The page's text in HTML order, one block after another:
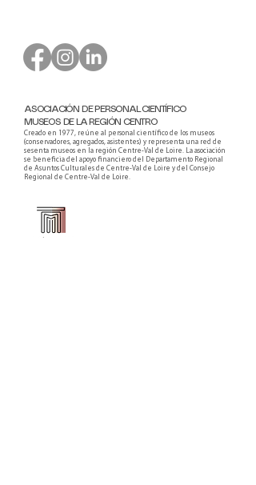
ASOCIACIÓN DE PERSONAL CIENTÍFICO
MUSEOS DE LA REGIÓN CENTRO
Creado en 1977, reúne al personal científico de los museos
(conservadores, agregados, asistentes) y representa una red de
sesenta museos en la región Centre-Val de Loire. La asociación
se beneficia del apoyo financiero del Departamento Regional
de Asuntos Culturales de Centre-Val de Loire y del Consejo
Regional de Centre-Val de Loire.